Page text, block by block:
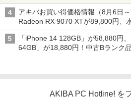
アキバお買い得価格情報（8月6日
Radeon RX 9070 XTが89,800円、
型モニターが9,801円、暑さ指数連
「iPhone 14 128GB」が58,880円
64GB」が18,880円！中古Bランク
AKIBA PC Hotline! を